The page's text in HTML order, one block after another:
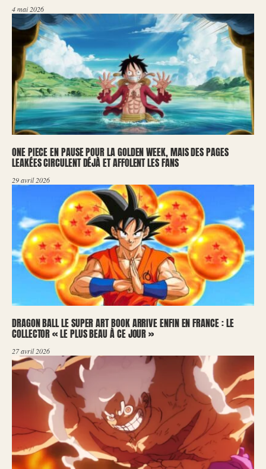
4 mai 2026
ONE PIECE EN PAUSE POUR LA GOLDEN WEEK, MAIS DES PAGES
LEAKÉES CIRCULENT DÉJÀ ET AFFOLENT LES FANS
29 avril 2026
DRAGON BALL LE SUPER ART BOOK ARRIVE ENFIN EN FRANCE : LE
COLLECTOR « LE PLUS BEAU À CE JOUR »
27 avril 2026